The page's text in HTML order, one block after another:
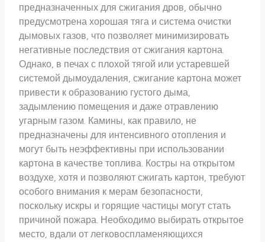
предназначенных для сжигания дров, обычно
предусмотрена хорошая тяга и система очистки
дымовых газов, что позволяет минимизировать
негативные последствия от сжигания картона.
Однако, в печах с плохой тягой или устаревшей
системой дымоудаления, сжигание картона может
привести к образованию густого дыма,
задымлению помещения и даже отравлению
угарным газом. Камины, как правило, не
предназначены для интенсивного отопления и
могут быть неэффективны при использовании
картона в качестве топлива. Костры на открытом
воздухе, хотя и позволяют сжигать картон, требуют
особого внимания к мерам безопасности,
поскольку искры и горящие частицы могут стать
причиной пожара. Необходимо выбирать открытое
место, вдали от легковоспламеняющихся